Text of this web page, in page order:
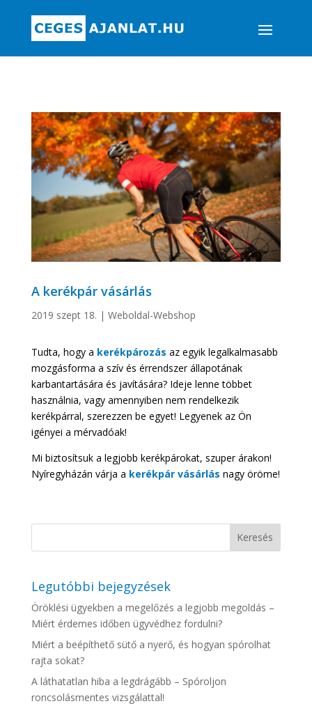
A kerékpár vásárlás
2019 szept 18. | Weboldal-Webshop
Tudta, hogy a kerékpározás az egyik legalkalmasabb
mozgásforma a szív és érrendszer állapotának
karbantartására és javítására? Ideje lenne többet
használnia, vagy amennyiben nem rendelkezik
kerékpárral, szerezzen be egyet! Legyenek az Ön
igényei a mérvadóak!
Mi biztosítsuk a legjobb kerékpárokat, szuper árakon!
Nyíregyházán várja a kerékpár vásárlás nagy öröme!
Legutóbbi bejegyzések
Öröklési ügyekben a megelőzés a legjobb megoldás –
Miért érdemes időben ügyvédhez fordulni?
Miért a beépíthető sütő a nyerő, és hogyan spórolhat
rajta sokat?
A láthatatlan hiba a legdrágább – Spóroljon
roncsolásmentes vizsgálattal!